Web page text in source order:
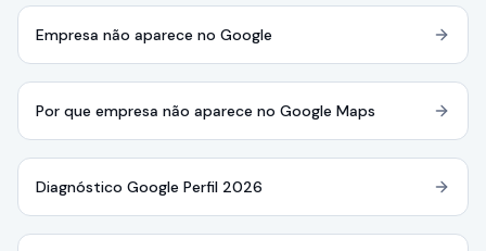
Empresa não aparece no Google
Por que empresa não aparece no Google Maps
Diagnóstico Google Perfil 2026